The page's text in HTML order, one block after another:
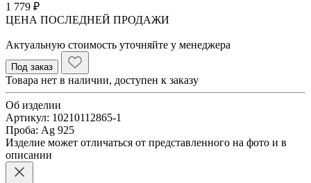
1 779 ₽
ЦЕНА ПОСЛЕДНЕЙ ПРОДАЖИ
Актуальную стоимость уточняйте у менеджера
Под заказ
Товара нет в наличии, доступен к заказу
Об изделии
Артикул: 10210112865-1
Проба: Ag 925
Изделие может отличаться от представленного на фото и в
описании